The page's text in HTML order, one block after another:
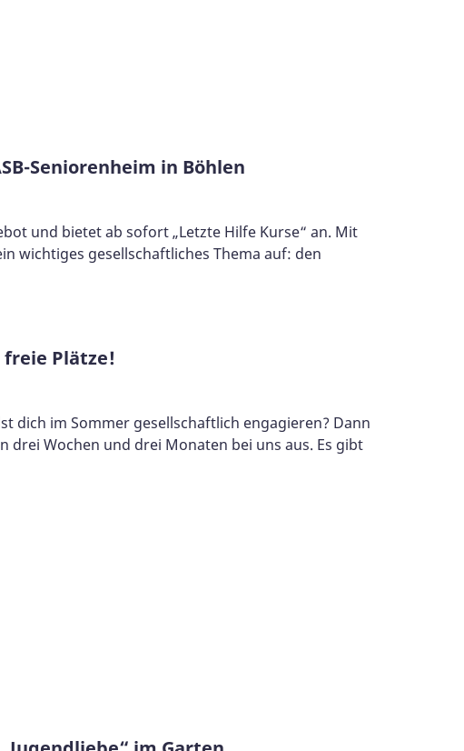
Seniorenheim in Böhlen
und bietet ab sofort „Letzte Hilfe Kurse“ an. Mit
wichtiges gesellschaftliches Thema auf: den
freie Plätze!
dich im Sommer gesellschaftlich engagieren? Dann
drei Wochen und drei Monaten bei uns aus. Es gibt